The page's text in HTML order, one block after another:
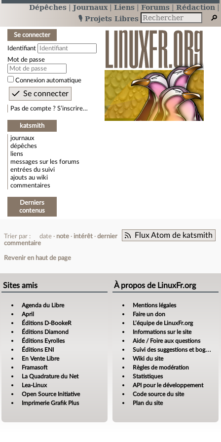
Dépêches Journaux Liens Forums
Rédaction
🎙️ Projets Libres
Se connecter
Identifiant
Mot de passe
Connexion automatique
Pas de compte ? S’inscrire…
katsmith
journaux
dépêches
liens
messages sur les forums
entrées du suivi
ajouts au wiki
commentaires
Derniers
contenus
Flux Atom de katsmith
Trier par : date note intérêt
dernier
commentaire
Revenir en haut de page
Sites amis
Agenda du Libre
April
Éditions D-BookeR
Éditions Diamond
Éditions Eyrolles
Éditions ENI
En Vente Libre
Framasoft
La Quadrature du Net
Lea-Linux
Open Source Initiative
Imprimerie Grafik Plus
À propos de LinuxFr.org
Mentions légales
Faire un don
L’équipe de LinuxFr.org
Informations sur le site
Aide / Foire aux questions
Suivi des suggestions et bogues
Wiki du site
Règles de modération
Statistiques
API pour le développement
Code source du site
Plan du site